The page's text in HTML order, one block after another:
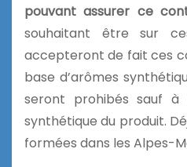
pouvant assurer ce
souhaitant être sur
accepteront de fait ces
base d’arômes
seront prohibés sauf à
synthétique du produit.
formées dans les Alpes-